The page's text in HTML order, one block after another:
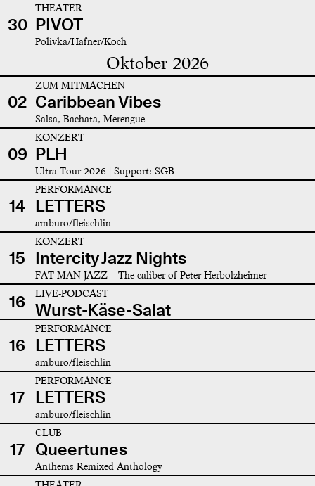
30
THEATER
PIVOT
Polivka/Hafner/Koch
Oktober 2026
02
ZUM MITMACHEN
Caribbean Vibes
Salsa, Bachata, Merengue
09
KONZERT
PLH
Ultra Tour 2026 | Support: SGB
14
PERFORMANCE
LETTERS
amburo/fleischlin
15
KONZERT
Intercity Jazz Nights
FAT MAN JAZZ – The caliber of Peter Herbolzheimer
16 LIVE-PODCAST
Wurst-Käse-Salat
16
PERFORMANCE
LETTERS
amburo/fleischlin
17
PERFORMANCE
LETTERS
amburo/fleischlin
17
CLUB
Queertunes
Anthems Remixed Anthology